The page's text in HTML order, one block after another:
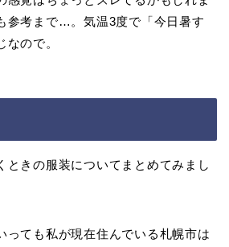
参考まで…。気温3度で「今日暑す
なので。
ときの服装についてまとめてみまし
っても私が現在住んでいる札幌市は